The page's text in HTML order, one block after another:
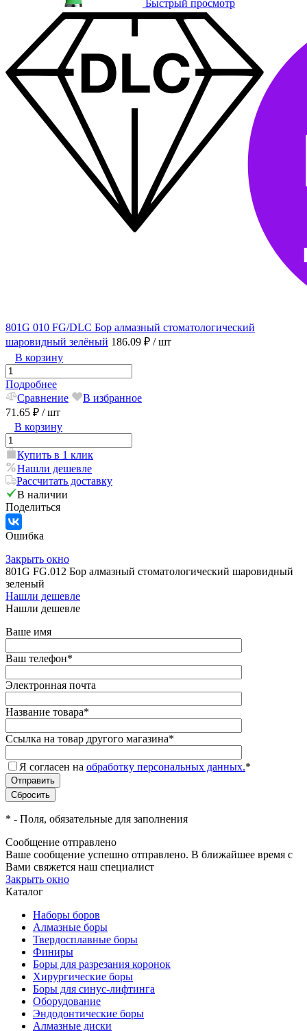
Быстрый просмотр
801G 010 FG/DLC Бор алмазный стоматологический
шаровидный зелёный 186.09 ₽ / шт
В корзину
Подробнее
Сравнение
В избранное
71.65 ₽ / шт
В корзину
Купить в 1 клик
Нашли дешевле
Рассчитать доставку
В наличии
Поделиться
Ошибка
Закрыть окно
801G FG.012 Бор алмазный стоматологический шаровидный
зеленый
Нашли дешевле
Нашли дешевле
Ваше имя
Ваш телефон*
Электронная почта
Название товара*
Ссылка на товар другого магазина*
Я согласен на обработку персональных данных.*
* - Поля, обязательные для заполнения
Сообщение отправлено
Ваше сообщение успешно отправлено. В ближайшее время с
Вами свяжется наш специалист
Закрыть окно
Каталог
Наборы боров
Алмазные боры
Твердосплавные боры
Финиры
Боры для разрезания коронок
Хирургические боры
Боры для синус-лифтинга
Оборудование
Эндодонтические боры
Алмазные диски